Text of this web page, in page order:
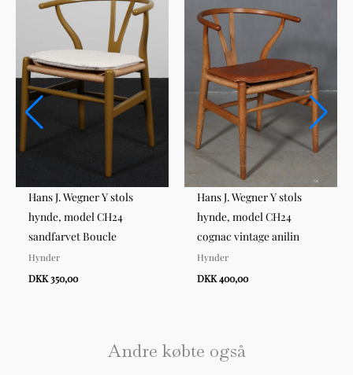
Hans J. Wegner Y stols
hynde, model CH24
sandfarvet Boucle
Hynder
DKK 350,00
Hans J. Wegner Y stols
hynde, model CH24
cognac vintage anilin
Hynder
DKK 400,00
Andre købte også